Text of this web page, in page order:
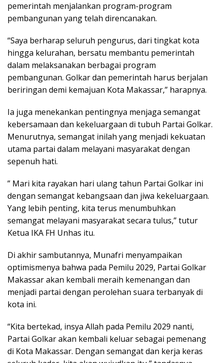
pemerintah menjalankan program-program
pembangunan yang telah direncanakan.
“Saya berharap seluruh pengurus, dari tingkat kota
hingga kelurahan, bersatu membantu pemerintah
dalam melaksanakan berbagai program
pembangunan. Golkar dan pemerintah harus berjalan
beriringan demi kemajuan Kota Makassar,” harapnya.
Ia juga menekankan pentingnya menjaga semangat
kebersamaan dan kekeluargaan di tubuh Partai Golkar.
Menurutnya, semangat inilah yang menjadi kekuatan
utama partai dalam melayani masyarakat dengan
sepenuh hati.
” Mari kita rayakan hari ulang tahun Partai Golkar ini
dengan semangat kebangsaan dan jiwa kekeluargaan.
Yang lebih penting, kita terus menumbuhkan
semangat melayani masyarakat secara tulus,” tutur
Ketua IKA FH Unhas itu.
Di akhir sambutannya, Munafri menyampaikan
optimismenya bahwa pada Pemilu 2029, Partai Golkar
Makassar akan kembali meraih kemenangan dan
menjadi partai dengan perolehan suara terbanyak di
kota ini.
“Kita bertekad, insya Allah pada Pemilu 2029 nanti,
Partai Golkar akan kembali keluar sebagai pemenang
di Kota Makassar. Dengan semangat dan kerja keras